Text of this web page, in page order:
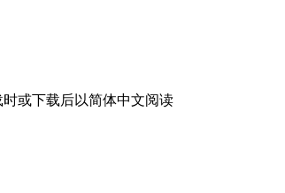
或下载后以简体中文阅读